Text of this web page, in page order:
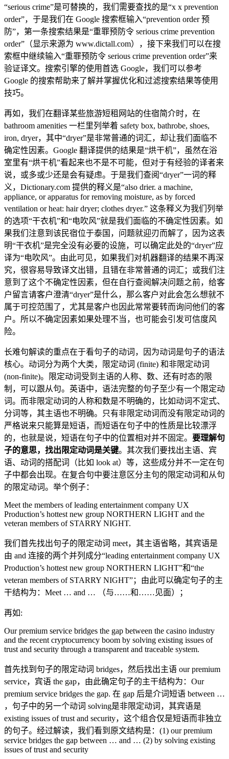
“serious crime”是可替换的，我们需要查找的是“x x prevention
order”，于是我们在 Google 搜索框输入“prevention order 预
防”，第一条搜索结果是“重罪预防令 serious crime prevention
order”（显示来源为 www.dictall.com），接下来我们可以在搜
索框中继续输入“重罪预防令 serious crime prevention order”来
验证译文。搜索引擎的使用首选 Google，我们可以参考
Google 的搜索帮助来了解并掌握优化和过滤搜索结果等使用
技巧。
再如，我们在翻译某些旅游短租网站的住宿简介时，在
bathroom amenities 一栏里列举着 safety box, bathrobe, shoes,
iron, dryer，其中“dryer”是非常普通的词汇，却让我们面临不
确定性因素。Google 翻译提供的结果是“烘干机”，虽然在浴
室里有“烘干机”看起来也不是不可能，但对于有经验的译者来
说，或多或少还是会有疑虑。于是我们查阅“dryer”一词的释
义，Dictionary.com 提供的释义是“also drier. a machine,
appliance, or apparatus for removing moisture, as by forced
ventilation or heat: hair dryer; clothes dryer.” 这条释义为我们列举
的选项“干衣机”和“电吹风”就是我们面临的不确定性因素。如
果我们注意到该民宿位于泰国，问题就迎刃而解了，因为这表
明“干衣机”是完全没有必要的设施，可以确定此处的“dryer”应
译为“电吹风”。由此可见，如果我们对机器翻译的结果不再深
究，很容易导致译文出错，且错在非常普通的词汇；或我们注
意到了这个不确定性因素，但在自行查阅解决问题之前，给客
户留言请客户澄清“dryer”是什么，那么客户对此会怎么想就不
属于可控范围了，尤其是客户也因此常常要转而询问他们的客
户。所以不确定因素如果处理不当，也可能会引发可信度风
险。
长难句解读的重点在于看句子的动词，因为动词是句子的语法
核心。动词分为两个大类，限定动词 (finite) 和非限定动词
(non-finite)。限定动词受到主语的人称、数、还有时态的限
制，可以跟从句。英语中，语法完整的句子至少有一个限定动
词。而非限定动词的人称和数是不明确的，比如动词不定式、
分词等，其主语也不明确。只有非限定动词而没有限定动词的
严格说来只能算是短语，而短语在句子中的性质是比较漂浮
的，也就是说，短语在句子中的位置相对并不固定。 要理解句
子的意思，找出限定动词是关键。其次我们要找出主语、宾
语、动词的搭配词（比如 look at）等，这些成分并不一定在句
子中都会出现。在复合句中要注意区分主句的限定动词和从句
的限定动词。举个例子：
Meet the members of leading entertainment company UX
Production’s hottest new group NORTHERN LIGHT and the
veteran members of STARRY NIGHT.
我们首先找出句子的限定动词 meet，其主语省略，其宾语是
由 and 连接的两个并列成分“leading entertainment company UX
Production’s hottest new group NORTHERN LIGHT”和“the
veteran members of STARRY NIGHT”；由此可以确定句子的主
干结构为：Meet … and … （与……和……见面）；
再如:
Our premium service bridges the gap between the casino industry
and the recent cryptocurrency boom by solving existing issues of
trust and security through a transparent and traceable system.
首先找到句子的限定动词 bridges，然后找出主语 our premium
service，宾语 the gap，由此确定句子的主干结构为：Our
premium service bridges the gap. 在 gap 后是介词短语 between …
，句子中的另一个动词 solving是非限定动词，其宾语是
existing issues of trust and security，这个组合仅是短语而非独立
的句子。经过解读，我们看到原文结构是：(1) our premium
service bridges the gap between … and … (2) by solving existing
issues of trust and security